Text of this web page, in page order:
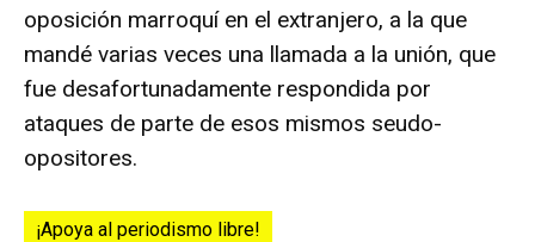
oposición marroquí en el extranjero, a la que
mandé varias veces una llamada a la unión, que
fue desafortunadamente respondida por
ataques de parte de esos mismos seudo-
opositores.
¡Apoya al periodismo libre!